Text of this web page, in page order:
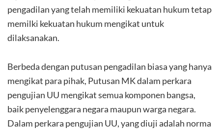
pengadilan yang telah memiliki kekuatan hukum tetap
memilki kekuatan hukum mengikat untuk
dilaksanakan.
Berbeda dengan putusan pengadilan biasa yang hanya
mengikat para pihak, Putusan MK dalam perkara
pengujian UU mengikat semua komponen bangsa,
baik penyelenggara negara maupun warga negara.
Dalam perkara pengujian UU, yang diuji adalah norma